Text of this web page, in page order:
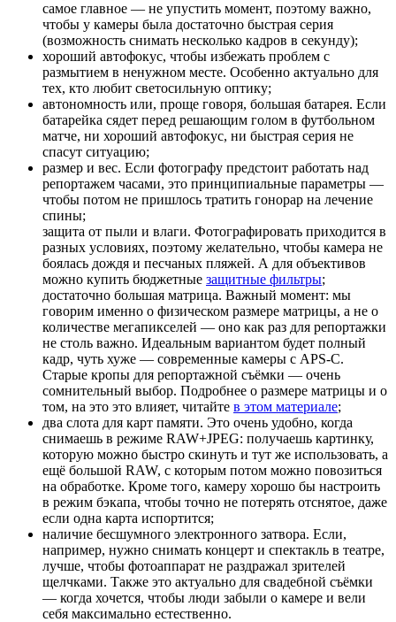
самое главное — не упустить момент, поэтому важно,
чтобы у камеры была достаточно быстрая серия
(возможность снимать несколько кадров в секунду);
хороший автофокус, чтобы избежать проблем с
размытием в ненужном месте. Особенно актуально для
тех, кто любит светосильную оптику;
автономность или, проще говоря, большая батарея. Если
батарейка сядет перед решающим голом в футбольном
матче, ни хороший автофокус, ни быстрая серия не
спасут ситуацию;
размер и вес. Если фотографу предстоит работать над
репортажем часами, это принципиальные параметры —
чтобы потом не пришлось тратить гонорар на лечение
спины;
защита от пыли и влаги. Фотографировать приходится в
разных условиях, поэтому желательно, чтобы камера не
боялась дождя и песчаных пляжей. А для объективов
можно купить бюджетные защитные фильтры;
достаточно большая матрица. Важный момент: мы
говорим именно о физическом размере матрицы, а не о
количестве мегапикселей — оно как раз для репортажки
не столь важно. Идеальным вариантом будет полный
кадр, чуть хуже — современные камеры с APS-C.
Старые кропы для репортажной съёмки — очень
сомнительный выбор. Подробнее о размере матрицы и о
том, на это это влияет, читайте в этом материале;
два слота для карт памяти. Это очень удобно, когда
снимаешь в режиме RAW+JPEG: получаешь картинку,
которую можно быстро скинуть и тут же использовать, а
ещё большой RAW, с которым потом можно повозиться
на обработке. Кроме того, камеру хорошо бы настроить
в режим бэкапа, чтобы точно не потерять отснятое, даже
если одна карта испортится;
наличие бесшумного электронного затвора. Если,
например, нужно снимать концерт и спектакль в театре,
лучше, чтобы фотоаппарат не раздражал зрителей
щелчками. Также это актуально для свадебной съёмки
— когда хочется, чтобы люди забыли о камере и вели
себя максимально естественно.